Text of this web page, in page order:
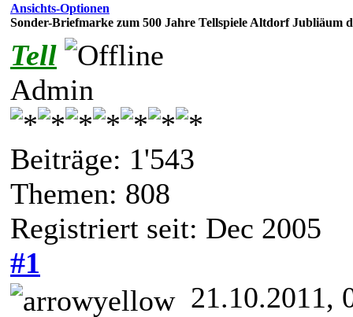
Ansichts-Optionen
Sonder-Briefmarke zum 500 Jahre Tellspiele Altdorf Jubliäum
Tell
Admin
Beiträge: 1'543
Themen: 808
Registriert seit: Dec 2005
#1
21.10.2011,